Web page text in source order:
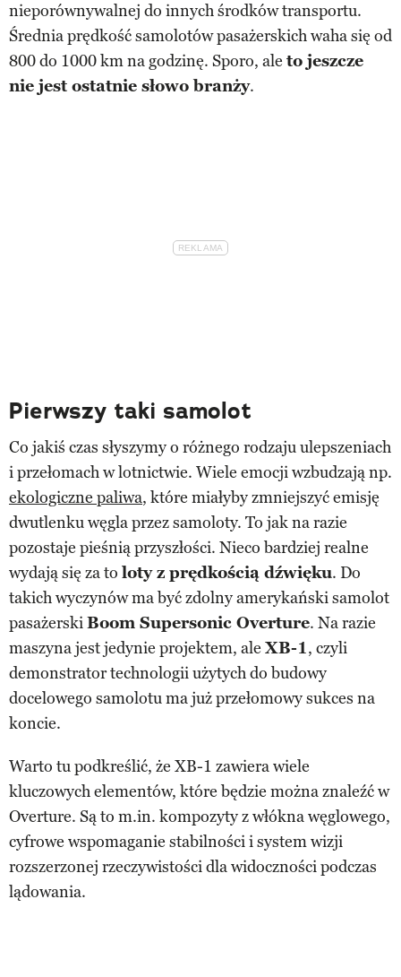
nieporównywalnej do innych środków transportu.
Średnia prędkość samolotów pasażerskich waha się od
800 do 1000 km na godzinę. Sporo, ale to jeszcze
nie jest ostatnie słowo branży.
Pierwszy taki samolot
Co jakiś czas słyszymy o różnego rodzaju ulepszeniach
i przełomach w lotnictwie. Wiele emocji wzbudzają np.
ekologiczne paliwa, które miałyby zmniejszyć emisję
dwutlenku węgla przez samoloty. To jak na razie
pozostaje pieśnią przyszłości. Nieco bardziej realne
wydają się za to loty z prędkością dźwięku. Do
takich wyczynów ma być zdolny amerykański samolot
pasażerskiBoom Supersonic Overture. Na razie
maszyna jest jedynie projektem, ale XB-1, czyli
demonstrator technologii użytych do budowy
docelowego samolotu ma już przełomowy sukces na
koncie.
Warto tu podkreślić, że XB-1 zawiera wiele
kluczowych elementów, które będzie można znaleźć w
Overture. Są to m.in. kompozyty z włókna węglowego,
cyfrowe wspomaganie stabilności i system wizji
rozszerzonej rzeczywistości dla widoczności podczas
lądowania.